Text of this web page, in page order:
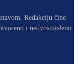
Redakciju čine
i nedvosmisleno